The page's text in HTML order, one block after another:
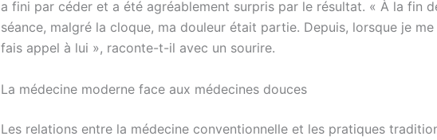
a fini par céder et a été agréablement surpris par le résultat. « À la fin
séance, malgré la cloque, ma douleur était partie. Depuis, lorsque je
fais appel à lui », raconte-t-il avec un sourire.
La médecine moderne face aux médecines douces
Les relations entre la médecine conventionnelle et les pratiques